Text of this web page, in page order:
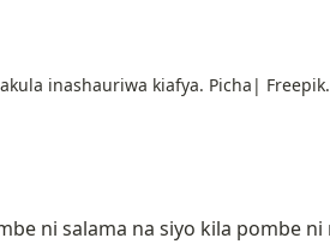
inashauriwa kiafya. Picha|
ni salama na siyo kila pombe